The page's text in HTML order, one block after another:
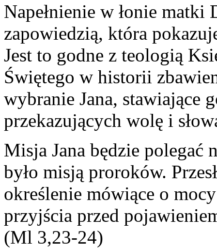
Napełnienie w łonie matki
zapowiedzią, która
Jest to godne z teologią
Świętego w historii
wybranie Jana, stawiające
przekazujących wolę i
Misja Jana będzie
było misją proroków.
określenie mówiące o
przyjścia przed
(Ml 3,23-24)